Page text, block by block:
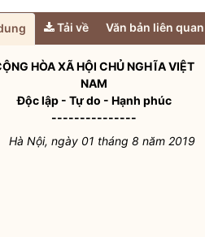
Tải về Văn bản liên quan
HÒA XÃ HỘI CHỦ NGHĨA VIỆT
NAM
Độc lập - Tự do - Hạnh phúc
---------------
Hà Nội, ngày 01 tháng 8 năm 2019